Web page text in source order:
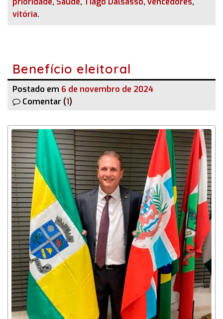
vitória.
Benefício eleitoral
Postado em 6 de novembro de 2024
Comentar (1)